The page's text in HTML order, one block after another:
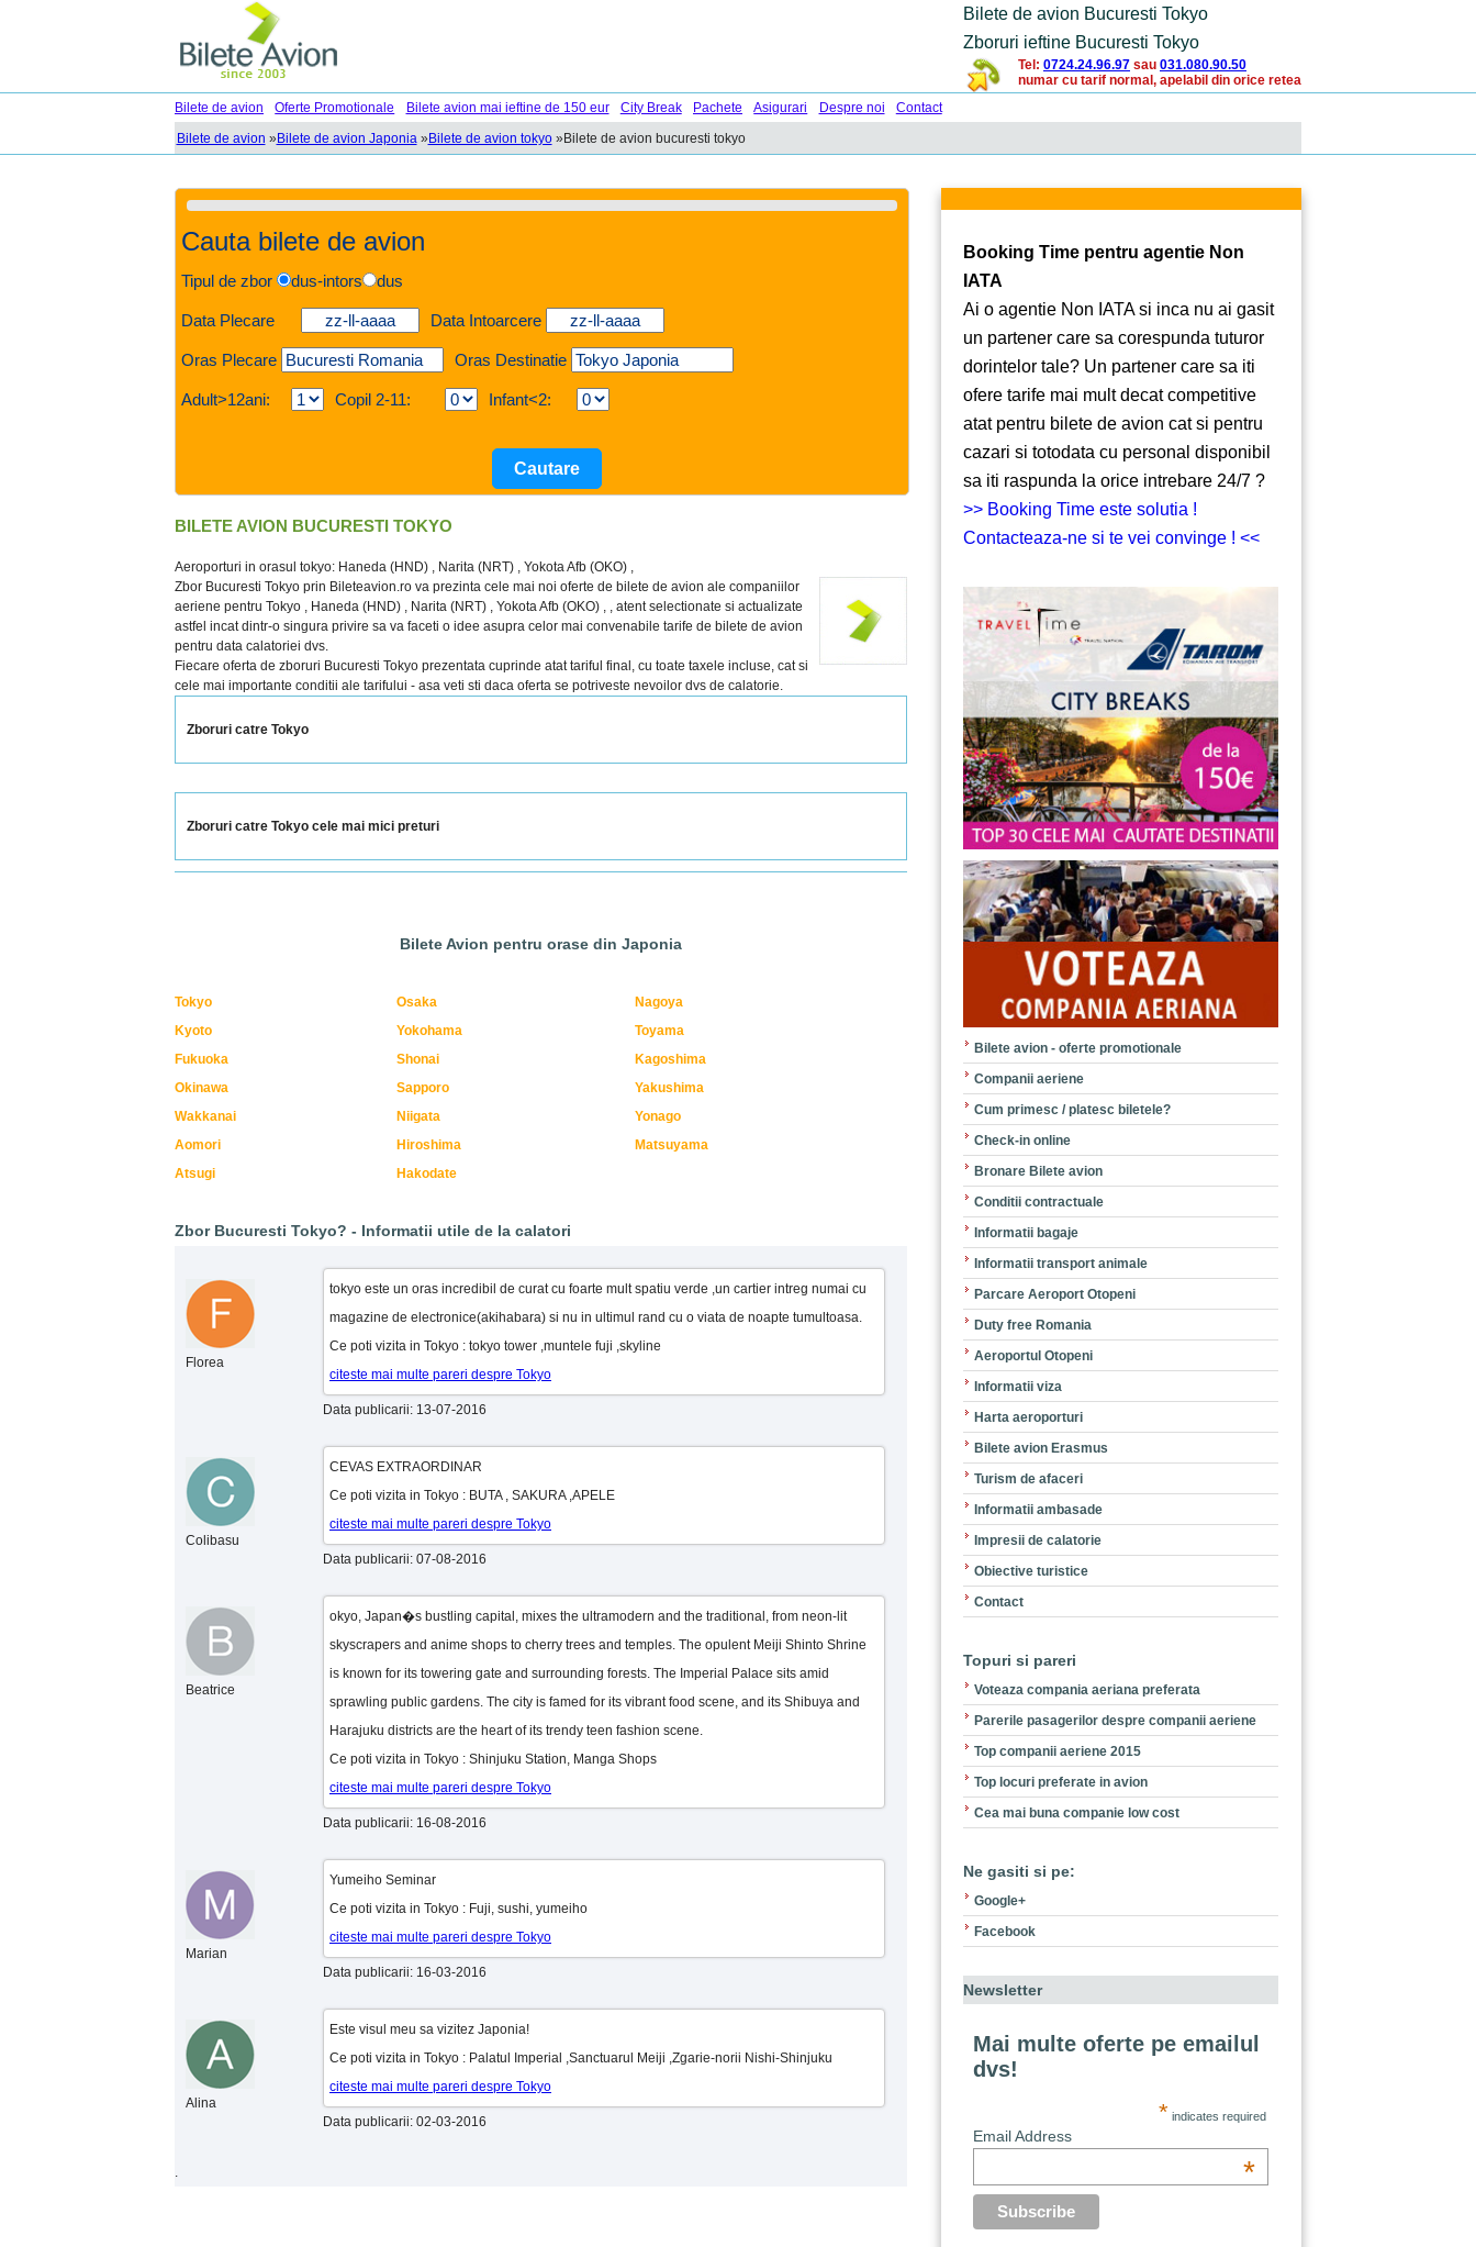
Bilete de avion Bucuresti Tokyo
Zboruri ieftine Bucuresti Tokyo
Tel: 0724.24.96.97 sau 031.080.90.50
numar cu tarif normal, apelabil din orice retea
Bilete de avion
Oferte Promotionale Bilete avion mai ieftine de 150 eur City Break Pachete Asigurari Despre noi
Contact
Bilete de avion »Bilete de avion Japonia »Bilete de avion tokyo»Bilete de avion bucuresti tokyo
Cauta bilete de avion
Tipul de zbor dus-intors dus
Data Plecare Data Intoarcere
Oras Plecare Oras Destinatie
Adult>12ani: Copil 2-11: Infant<2:
BILETE AVION BUCURESTI TOKYO
Aeroporturi in orasul tokyo: Haneda (HND) , Narita (NRT) , Yokota Afb (OKO) ,
Zbor Bucuresti Tokyo prin Bileteavion.ro va prezinta cele mai noi oferte de bilete de avion ale companiilor
aeriene pentru Tokyo , Haneda (HND) , Narita (NRT) , Yokota Afb (OKO) , , atent selectionate si actualizate
astfel incat dintr-o singura privire sa va faceti o idee asupra celor mai convenabile tarife de bilete de avion
pentru data calatoriei dvs.
Fiecare oferta de zboruri Bucuresti Tokyo prezentata cuprinde atat tariful final, cu toate taxele incluse, cat si
cele mai importante conditii ale tarifului - asa veti sti daca oferta se potriveste nevoilor dvs de calatorie.
Zboruri catre Tokyo
Zboruri catre Tokyo cele mai mici preturi
Bilete Avion pentru orase din Japonia
Tokyo Osaka
Nagoya
Kyoto
Yokohama
Toyama
Fukuoka
Shonai
Kagoshima
Okinawa
Sapporo
Yakushima
Wakkanai
Niigata
Yonago
Aomori
Hiroshima
Matsuyama
Atsugi
Hakodate
Zbor Bucuresti Tokyo? - Informatii utile de la calatori
Florea
tokyo este un oras incredibil de curat cu foarte mult spatiu verde ,un cartier intreg numai cu
magazine de electronice(akihabara) si nu in ultimul rand cu o viata de noapte tumultoasa.
Ce poti vizita in Tokyo : tokyo tower ,muntele fuji ,skyline
citeste mai multe pareri despre Tokyo
Data publicarii: 13-07-2016
Colibasu
CEVAS EXTRAORDINAR
Ce poti vizita in Tokyo : BUTA , SAKURA ,APELE
citeste mai multe pareri despre Tokyo
Data publicarii: 07-08-2016
Beatrice
okyo, Japan�s bustling capital, mixes the ultramodern and the traditional, from neon-lit
skyscrapers and anime shops to cherry trees and temples. The opulent Meiji Shinto Shrine
is known for its towering gate and surrounding forests. The Imperial Palace sits amid
sprawling public gardens. The city is famed for its vibrant food scene, and its Shibuya and
Harajuku districts are the heart of its trendy teen fashion scene.
Ce poti vizita in Tokyo : Shinjuku Station, Manga Shops
citeste mai multe pareri despre Tokyo
Data publicarii: 16-08-2016
Marian
Yumeiho Seminar
Ce poti vizita in Tokyo : Fuji, sushi, yumeiho
citeste mai multe pareri despre Tokyo
Data publicarii: 16-03-2016
Alina
Este visul meu sa vizitez Japonia!
Ce poti vizita in Tokyo : Palatul Imperial ,Sanctuarul Meiji ,Zgarie-norii Nishi-Shinjuku
citeste mai multe pareri despre Tokyo
Data publicarii: 02-03-2016
.
Booking Time pentru agentie Non
IATA
Ai o agentie Non IATA si inca nu ai gasit
un partener care sa corespunda tuturor
dorintelor tale? Un partener care sa iti
ofere tarife mai mult decat competitive
atat pentru bilete de avion cat si pentru
cazari si totodata cu personal disponibil
sa iti raspunda la orice intrebare 24/7 ?
>> Booking Time este solutia !
Contacteaza-ne si te vei convinge ! <<
Bilete avion - oferte promotionale
Companii aeriene
Cum primesc / platesc biletele?
Check-in online
Bronare Bilete avion
Conditii contractuale
Informatii bagaje
Informatii transport animale
Parcare Aeroport Otopeni
Duty free Romania
Aeroportul Otopeni
Informatii viza
Harta aeroporturi
Bilete avion Erasmus
Turism de afaceri
Informatii ambasade
Impresii de calatorie
Obiective turistice
Contact
Topuri si pareri
Voteaza compania aeriana preferata
Parerile pasagerilor despre companii aeriene
Top companii aeriene 2015
Top locuri preferate in avion
Cea mai buna companie low cost
Ne gasiti si pe:
Google+
Facebook
Newsletter
Mai multe oferte pe emailul
dvs!
* indicates required
Email Address
*